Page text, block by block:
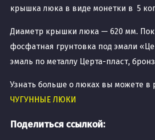
крышка люка в виде монетки в 5
Диаметр крышки люка — 620 мм.
фосфатная грунтовка под эмали
эмаль по металлу Церта-пласт,
Узнать больше о люках вы можете в
ЧУГУННЫЕ ЛЮКИ
Поделиться ссылкой: